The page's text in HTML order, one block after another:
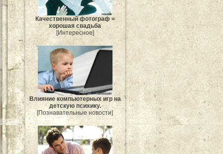
Качественный фотограф =
хорошая свадьба
[Интересное]
Влияние компьютерных игр на
детскую психику.
[Познавательные новости]